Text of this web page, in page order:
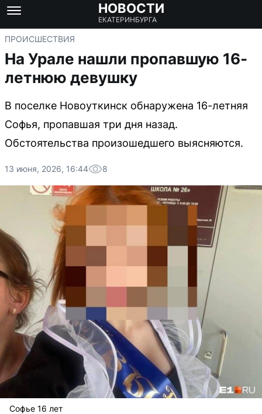
НОВОСТИ
ЕКАТЕРИНБУРГА
ПРОИСШЕСТВИЯ
На Урале нашли пропавшую 16-
летнюю девушку
В поселке Новоуткинск обнаружена 16-летняя
Софья, пропавшая три дня назад.
Обстоятельства произошедшего выясняются.
13 июня, 2026, 16:44 8
Софье 16 лет